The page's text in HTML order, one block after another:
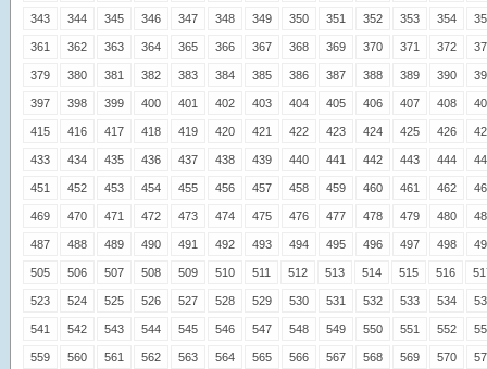
343 344 345 346 347 348 349 350 351 352 353 354
361 362 363 364 365 366 367 368 369 370 371 372
379 380 381 382 383 384 385 386 387 388 389 390
397 398 399 400 401 402 403 404 405 406 407 408
415 416 417 418 419 420 421 422 423 424 425 426
433 434 435 436 437 438 439 440 441 442 443 444
451 452 453 454 455 456 457 458 459 460 461 462
469 470 471 472 473 474 475 476 477 478 479 480
487 488 489 490 491 492 493 494 495 496 497 498
505 506 507 508 509 510 511 512 513 514 515 516
523 524 525 526 527 528 529 530 531 532 533 534
541 542 543 544 545 546 547 548 549 550 551 552
559 560 561 562 563 564 565 566 567 568 569 570